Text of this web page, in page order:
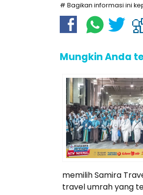
# Bagikan informasi ini
Mungkin Anda
memilih Samira
travel umrah yang